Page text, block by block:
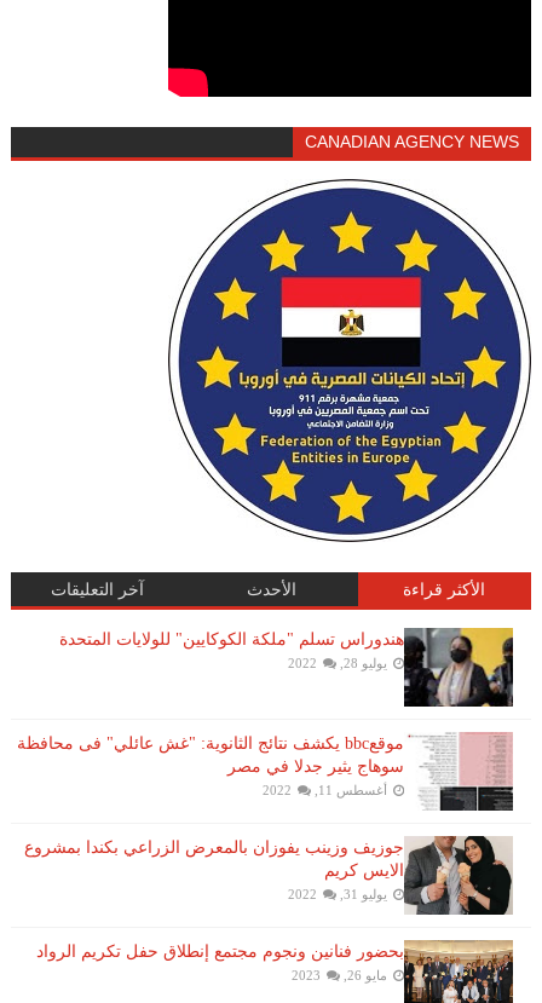
CANADIAN AGENCY NEWS
الأكثر قراءة الأحدث آخر التعليقات
هندوراس تسلم "ملكة الكوكايين" للولايات المتحدة
يوليو 28, 2022
موقعbbc يكشف نتائج الثانوية: "غش عائلي" فى محافظة
سوهاج يثير جدلا في مصر
أغسطس 11, 2022
جوزيف وزينب يفوزان بالمعرض الزراعي بكندا بمشروع
الايس كريم
يوليو 31, 2022
بحضور فنانين ونجوم مجتمع إنطلاق حفل تكريم الرواد
مايو 26, 2023